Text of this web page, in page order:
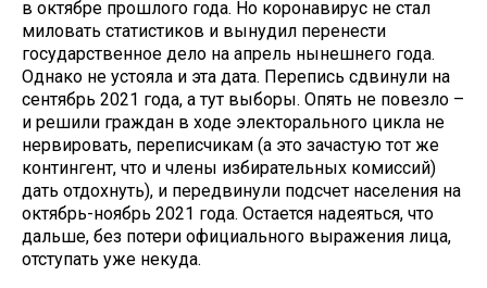
в октябре прошлого года. Но коронавирус не стал
миловать статистиков и вынудил перенести
государственное дело на апрель нынешнего года.
Однако не устояла и эта дата. Перепись сдвинули на
сентябрь 2021 года, а тут выборы. Опять не повезло –
и решили граждан в ходе электорального цикла не
нервировать, переписчикам (а это зачастую тот же
контингент, что и члены избирательных комиссий)
дать отдохнуть), и передвинули подсчет населения на
октябрь-ноябрь 2021 года. Остается надеяться, что
дальше, без потери официального выражения лица,
отступать уже некуда.